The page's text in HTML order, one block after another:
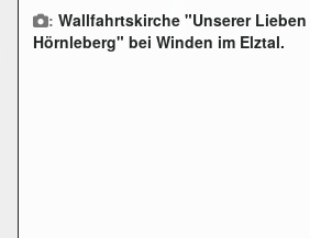
: Wallfahrtskirche "Unserer
Hörnleberg" bei Winden im Elztal.